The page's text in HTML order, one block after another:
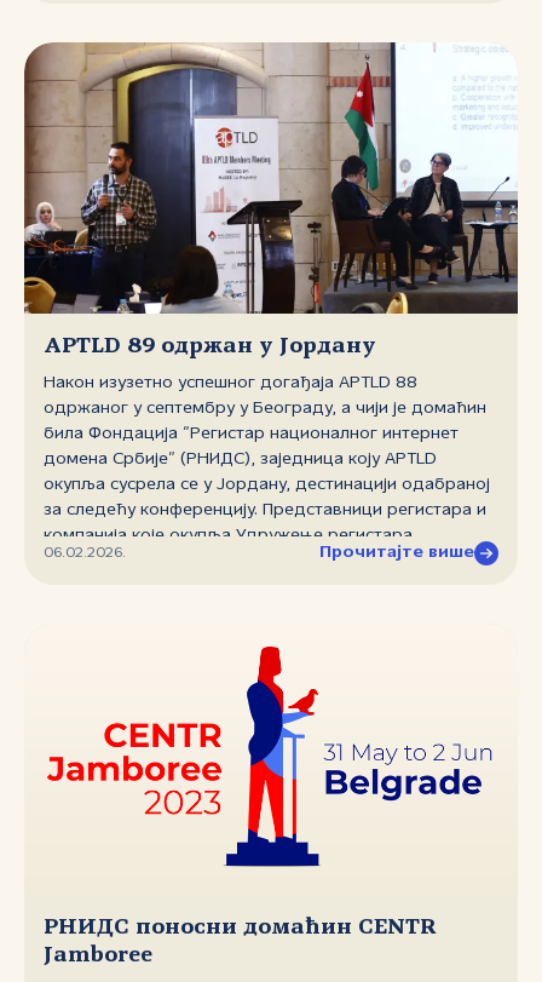
Фондације ”Регистар националног интернет домена”
(РНИДС).
APTLD 89 одржан у Јордану
Након изузетно успешног догађаја APTLD 88
одржаног у септембру у Београду, а чији је домаћин
била Фондација ”Регистар националног интернет
домена Србије” (РНИДС), заједница коју APTLD
окупља сусрела се у Јордану, дестинацији одабраној
за следећу конференцију. Представници регистара и
компанија које окупља Удружење регистара
Азијско‑пацифичког региона (APTLD) разговарали су
06.02.2026. Прочитајте више
РНИДС поносни домаћин CENTR
Jamboree